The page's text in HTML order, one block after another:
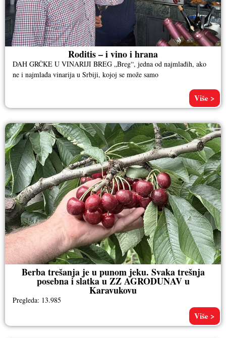
Roditis – i vino i hrana
DAH GRČKE U VINARIJI BREG „Breg“, jedna od najmlađih, ako
ne i najmlađa vinarija u Srbiji, kojoj se može samo
Više >
Berba trešanja je u punom jeku. Svaka trešnja
posebna i slatka u ZZ AGRODUNAV u
Karavukovu
Pregleda: 13.985
Više >